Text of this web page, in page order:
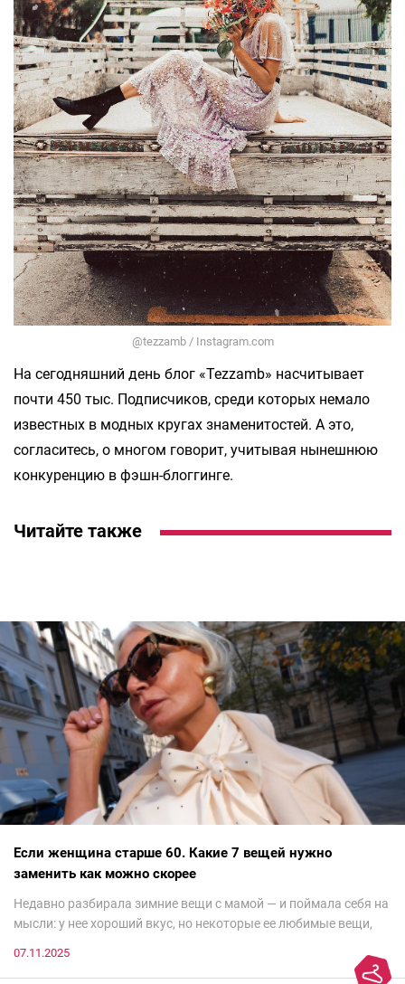
@tezzamb / Instagram.com
На сегодняшний день блог «Tezzamb» насчитывает
почти 450 тыс. Подписчиков, среди которых немало
известных в модных кругах знаменитостей. А это,
согласитесь, о многом говорит, учитывая нынешнюю
конкуренцию в фэшн-блоггинге.
Читайте также
Если женщина старше 60. Какие 7 вещей нужно
заменить как можно скорее
Недавно разбирала зимние вещи с мамой — и поймала себя на
мысли: у нее хороший вкус, но некоторые ее любимые вещи,
добавляют ей лет.И проблема не в том, что они вышли из
07.11.2025